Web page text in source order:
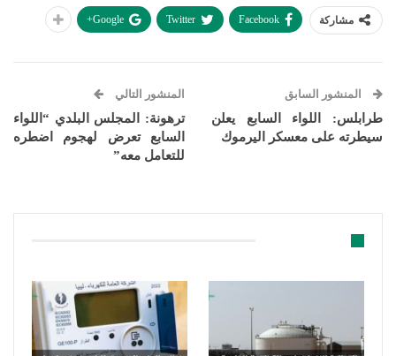
مشاركة Facebook
Twitter
Google+
المنشور السابق
طرابلس: اللواء السابع يعلن
سيطرته على معسكر اليرموك
المنشور التالي
ترهونة: المجلس البلدي “اللواء
السابع تعرض لهجوم اضطره
للتعامل معه”